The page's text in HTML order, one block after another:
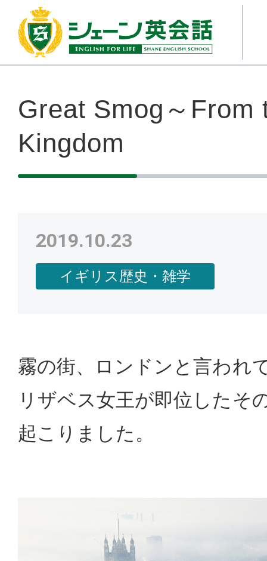
Great Smog～From
Kingdom
2019.10.23
イギリス歴史・雑学
霧の街、ロンドンと言われ
リザベス女王が即位したそ
起こりました。